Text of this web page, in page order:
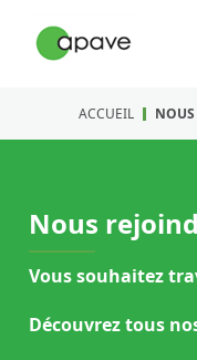
ACCUEIL
Nous
Vous souhaitez
Découvrez tous